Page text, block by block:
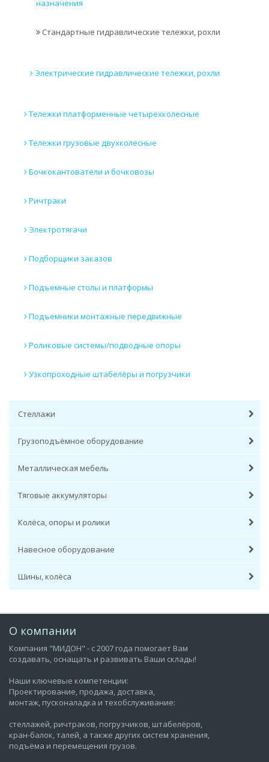
назначения
Стандартные гидравлические тележки, рохли
Электрические гидравлические тележки, рохли
Тележки платформенные четырехколесные
Тележки грузовые двухколесные
Бочкокантователи и бочковозы
Ричтраки
Электротягачи
Подборщики заказов
Подъемные столы и платформы
Подъемники монтажные передвижные
Роликовые системы/подводные опоры
Узкопроходные штабелёры и погрузчики
Стеллажи
Грузоподъёмное оборудование
Металлическая мебель
Тяговые аккумуляторы
Колёса, опоры и ролики
Навесное оборудование
Шины, колёса
О компании
Компания "МИДОН" - с 2007 года помогает Вам
создавать, оснащать и развивать Ваши склады!
Наши ключевые компетенции:
Проектирование, продажа, доставка,
монтаж, пусконаладка и техобслуживание:
стеллажей, ричтраков, погрузчиков, штабелёров,
кран-балок, талей, а также других систем хранения,
подъёма и перемещения грузов.